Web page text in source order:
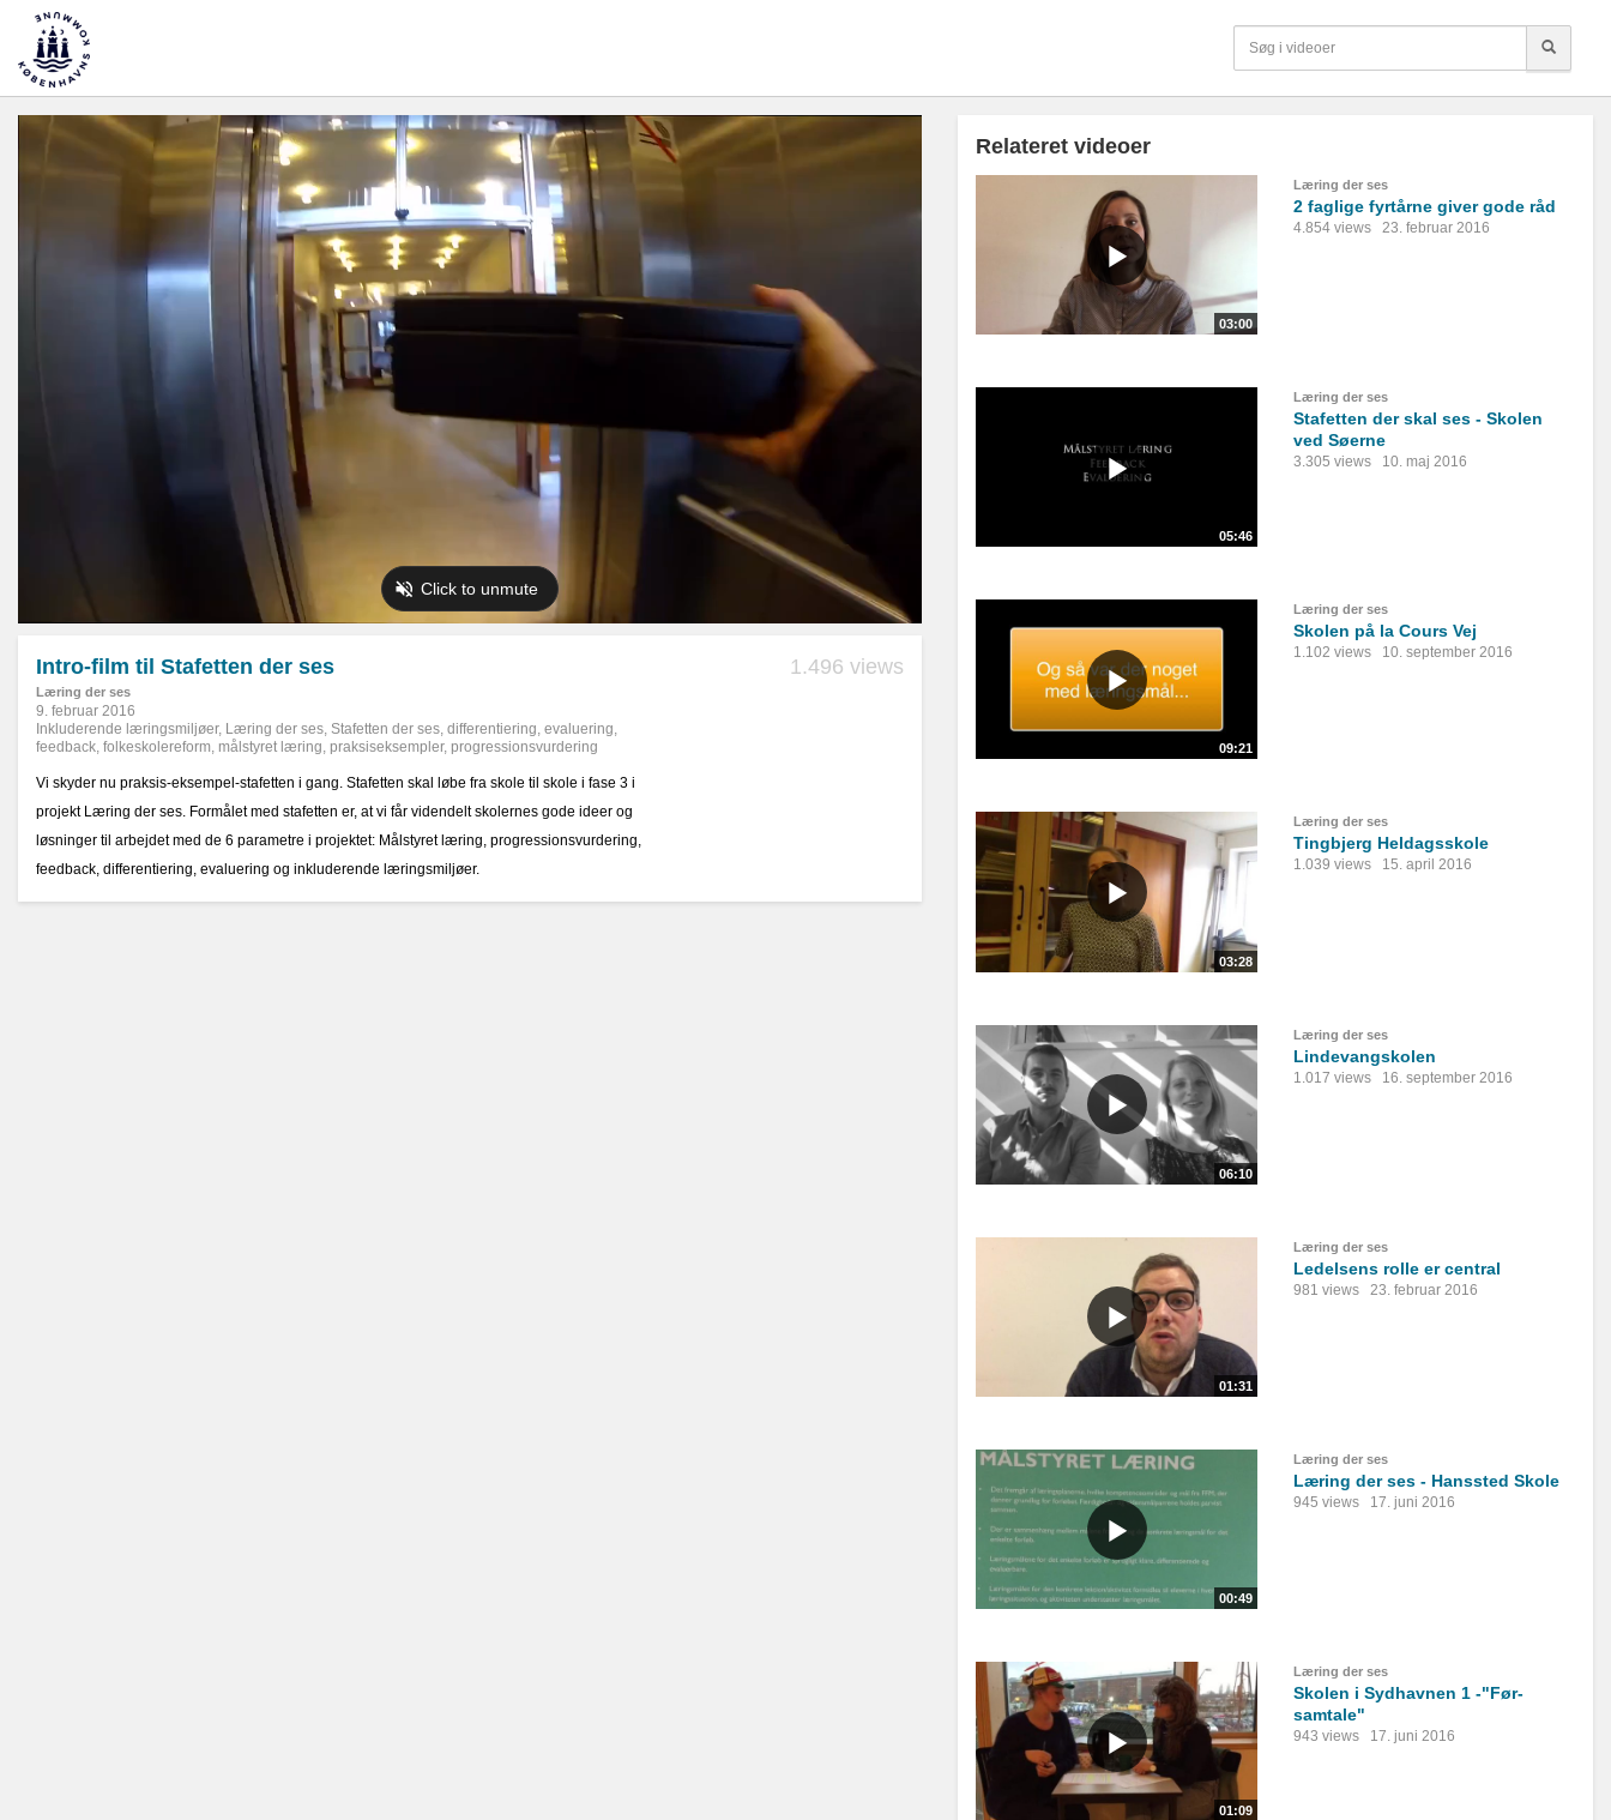
Intro-film til Stafetten der ses
Læring der ses
1.496 views
9. februar 2016
Inkluderende læringsmiljøer, Læring der ses, Stafetten der ses, differentiering, evaluering,
feedback, folkeskolereform, målstyret læring, praksiseksempler, progressionsvurdering
Vi skyder nu praksis-eksempel-stafetten i gang. Stafetten skal løbe fra skole til skole i fase 3 i
projekt Læring der ses. Formålet med stafetten er, at vi får videndelt skolernes gode ideer og
løsninger til arbejdet med de 6 parametre i projektet: Målstyret læring, progressionsvurdering,
feedback, differentiering, evaluering og inkluderende læringsmiljøer.
Relateret videoer
03:00
Læring der ses
2 faglige fyrtårne giver gode råd
4.854 views 23. februar 2016
05:46
Læring der ses
Stafetten der skal ses - Skolen
ved Søerne
3.305 views 10. maj 2016
09:21
Læring der ses
Skolen på la Cours Vej
1.102 views 10. september 2016
03:28
Læring der ses
Tingbjerg Heldagsskole
1.039 views 15. april 2016
06:10
Læring der ses
Lindevangskolen
1.017 views 16. september 2016
01:31
Læring der ses
Ledelsens rolle er central
981 views 23. februar 2016
00:49
Læring der ses
Læring der ses - Hanssted Skole
945 views 17. juni 2016
01:09
Læring der ses
Skolen i Sydhavnen 1 -"Før-
samtale"
943 views 17. juni 2016